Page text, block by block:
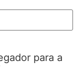
para a